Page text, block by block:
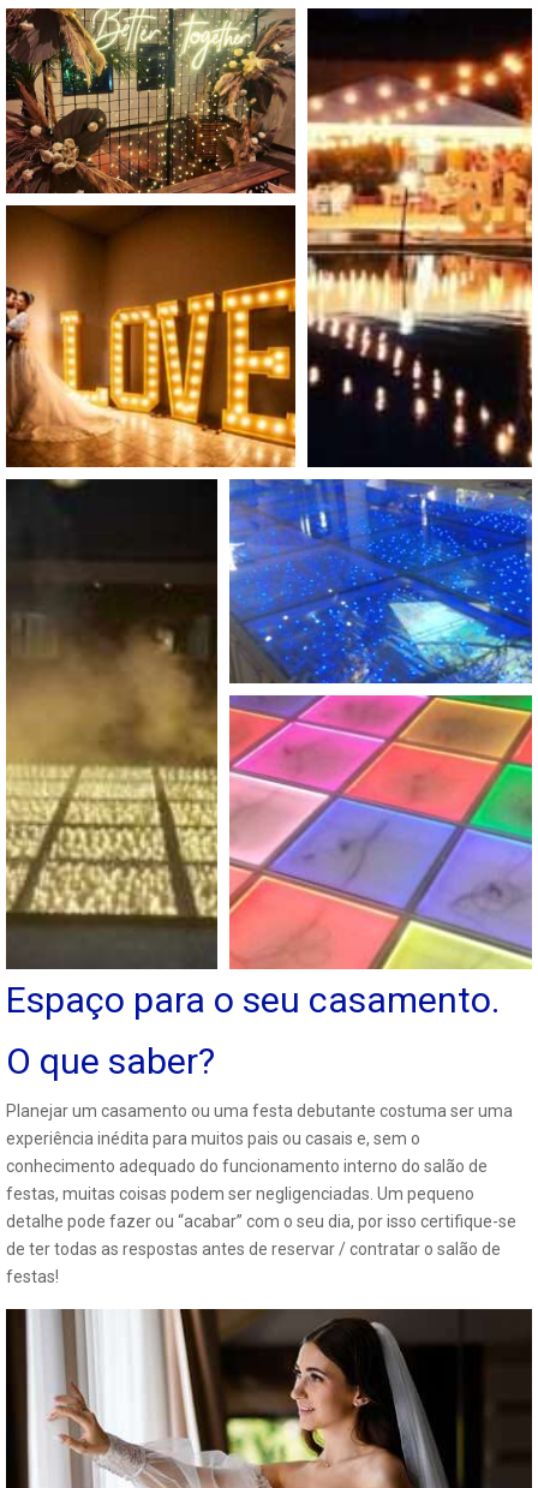
Espaço para o seu casamento.
O que saber?
Planejar um casamento ou uma festa debutante costuma ser uma
experiência inédita para muitos pais ou casais e, sem o
conhecimento adequado do funcionamento interno do salão de
festas, muitas coisas podem ser negligenciadas. Um pequeno
detalhe pode fazer ou “acabar” com o seu dia, por isso certifique-se
de ter todas as respostas antes de reservar / contratar o salão de
festas!